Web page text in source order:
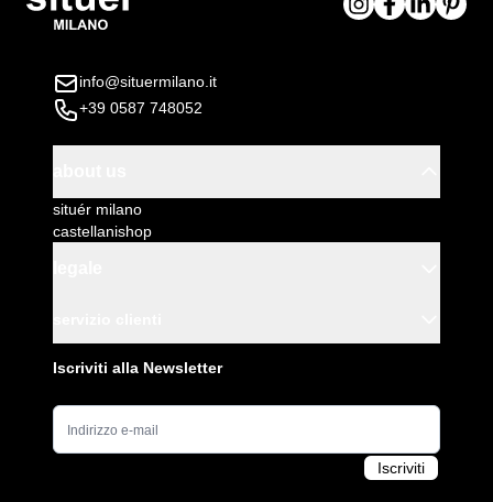
info@situermilano.it
+39 0587 748052
situér milano
castellanishop
Iscriviti alla Newsletter
Indirizzo e-mail
Iscriviti